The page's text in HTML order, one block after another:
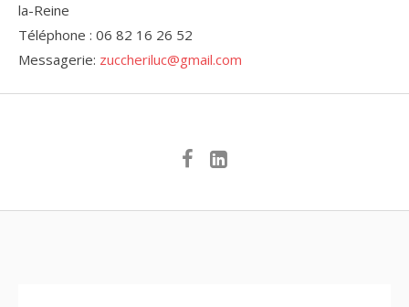
la-Reine
Téléphone : 06 82 16 26 52
Messagerie: zuccheriluc@gmail.com